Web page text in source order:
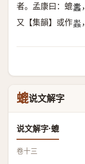
者。孟康曰：螕𧖚
又【集韻】或作𧓎
螕说文解字
说文解字·螕
卷十三